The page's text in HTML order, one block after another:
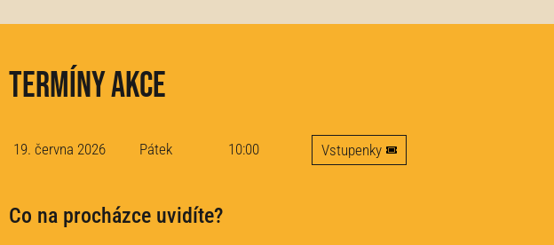
Termíny akce
19. června 2026 Pátek 10:00 Vstupenky
Co na procházce uvidíte?